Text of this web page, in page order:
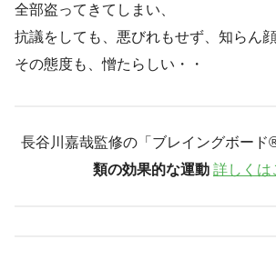
全部盗ってきてしまい、
抗議をしても、悪びれもせず、知らん顔
その態度も、憎たらしい・・
長谷川嘉哉監修の「ブレイングボード
類の効果的な運動 詳しくは